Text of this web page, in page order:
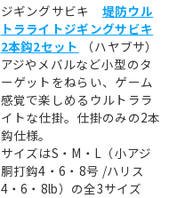
ジギングサビキ 堤防ウル
トラライトジギングサビキ
2本鈎2セット
（ハヤブサ）
アジやメバルなど小型のタ
ーゲットをねらい、ゲーム
感覚で楽しめるウルトララ
イトな仕掛。仕掛のみの2本
鈎仕様。
サイズはS・M・L（小アジ
胴打鈎4・6・8号 /ハリス
4・6・8lb）の全3サイズ